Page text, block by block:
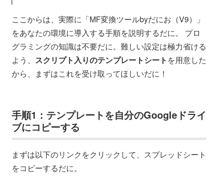
ここからは、実際に「MF変換ツールbyだにお（V9）」
をあなたの環境に導入する手順を説明するだに。 プロ
グラミングの知識は不要だに。難しい設定は極力省ける
よう、 スクリプト入りのテンプレートシート を用意した
から、まずはこれを受け取ってほしいだに！
手順1：テンプレートを自分のGoogleドライ
ブにコピーする
まずは以下のリンクをクリックして、スプレッドシート
をコピーするだに。